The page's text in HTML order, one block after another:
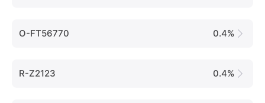
O-FT56770 0.4%
R-Z2123 0.4%